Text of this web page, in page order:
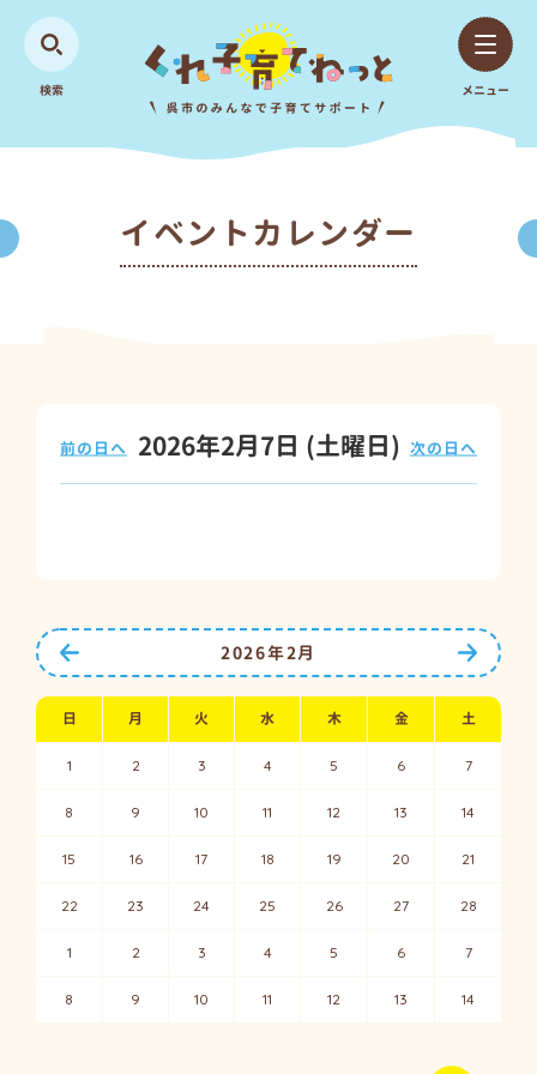
検索 メニュー
イベントカレンダー
2026年2月7日 (土曜日)
前の日へ 次の日へ
次の月
2026年2月
日 月 火 水 木 金 土
1 2 3 4 5 6 7
8 9 10 11 12 13 14
15 16 17 18 19 20 21
22 23 24 25 26 27 28
1 2 3 4 5 6 7
8 9 10 11 12 13 14